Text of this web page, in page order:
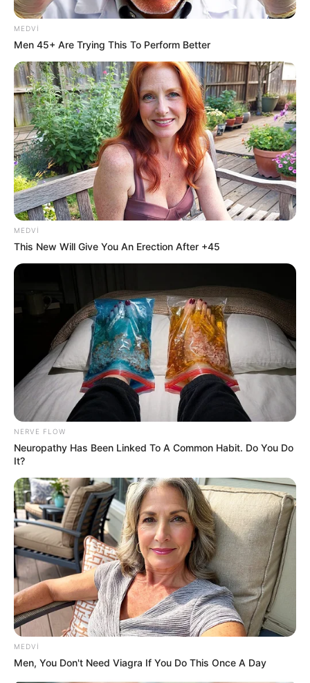
18:47 / 06 Avqust 2026
Əmək pensiyalarında və bu
müavinətlərdə ARTIM OLACAQ -Deputat
AÇIQLADI
683 0 0
18:45 / 06 Avqust 2026 CƏMİYYƏT
İcra başçısı üç qurumu birləşdirdi, yeni
rəis təyin etdi -FOTO
102 0
18:41 / 06 Avqust 2026 CƏMİYYƏT
İcra başçısı üç qurumu birləşdirdi,yeni
rəis təyin etdi
80 0 0
MEDVI
Men 45+ Are Trying This To Perform Better
MEDVI
This New Will Give You An Erection After +45
NERVE FLOW
Neuropathy Has Been Linked To A Common Habit. Do You Do
It?
MEDVI
Men, You Don't Need Viagra If You Do This Once A Day